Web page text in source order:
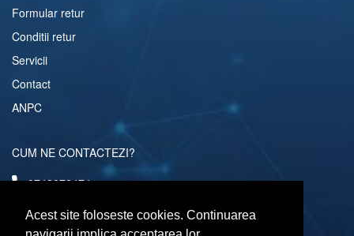
Acest site foloseste cookies. Continuarea
Formular retur
Conditii retur
Servicii
Contact
ANPC
CUM NE CONTACTEZI?
0742072474
comenzi@computerescu.ro